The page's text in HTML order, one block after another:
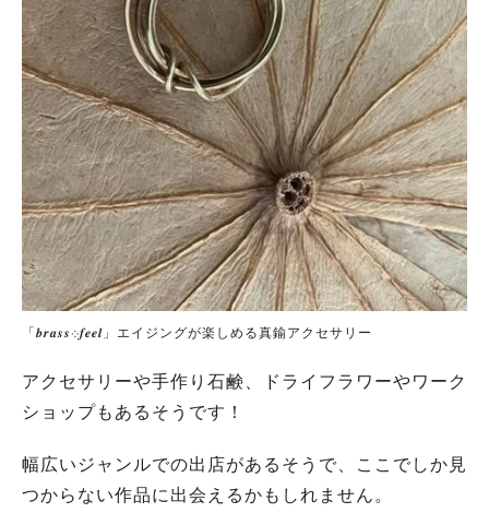
「𝒃𝒓𝒂𝒔𝒔܀𝒇𝒆𝒆𝒍」エイジングが楽しめる真鍮アクセサリー
アクセサリーや手作り石鹸、ドライフラワーやワーク
ショップもあるそうです！
幅広いジャンルでの出店があるそうで、ここでしか見
つからない作品に出会えるかもしれません。